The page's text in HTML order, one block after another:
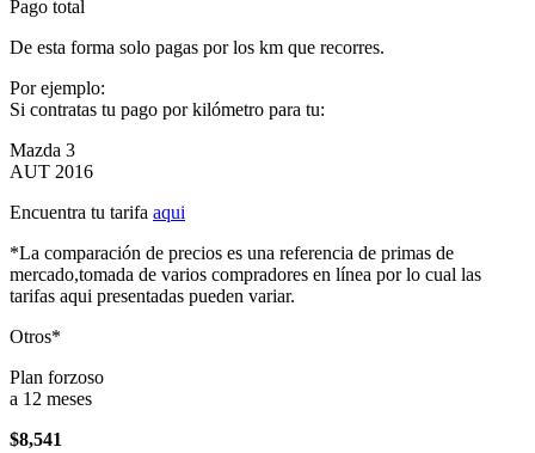
Pago total
De esta forma solo pagas por los km que recorres.
Por ejemplo:
Si contratas tu pago por kilómetro para tu:
Mazda 3
AUT 2016
Encuentra tu tarifa aqui
*La comparación de precios es una referencia de primas de
mercado,tomada de varios compradores en línea por lo cual las
tarifas aqui presentadas pueden variar.
Otros*
Plan forzoso
a 12 meses
$8,541